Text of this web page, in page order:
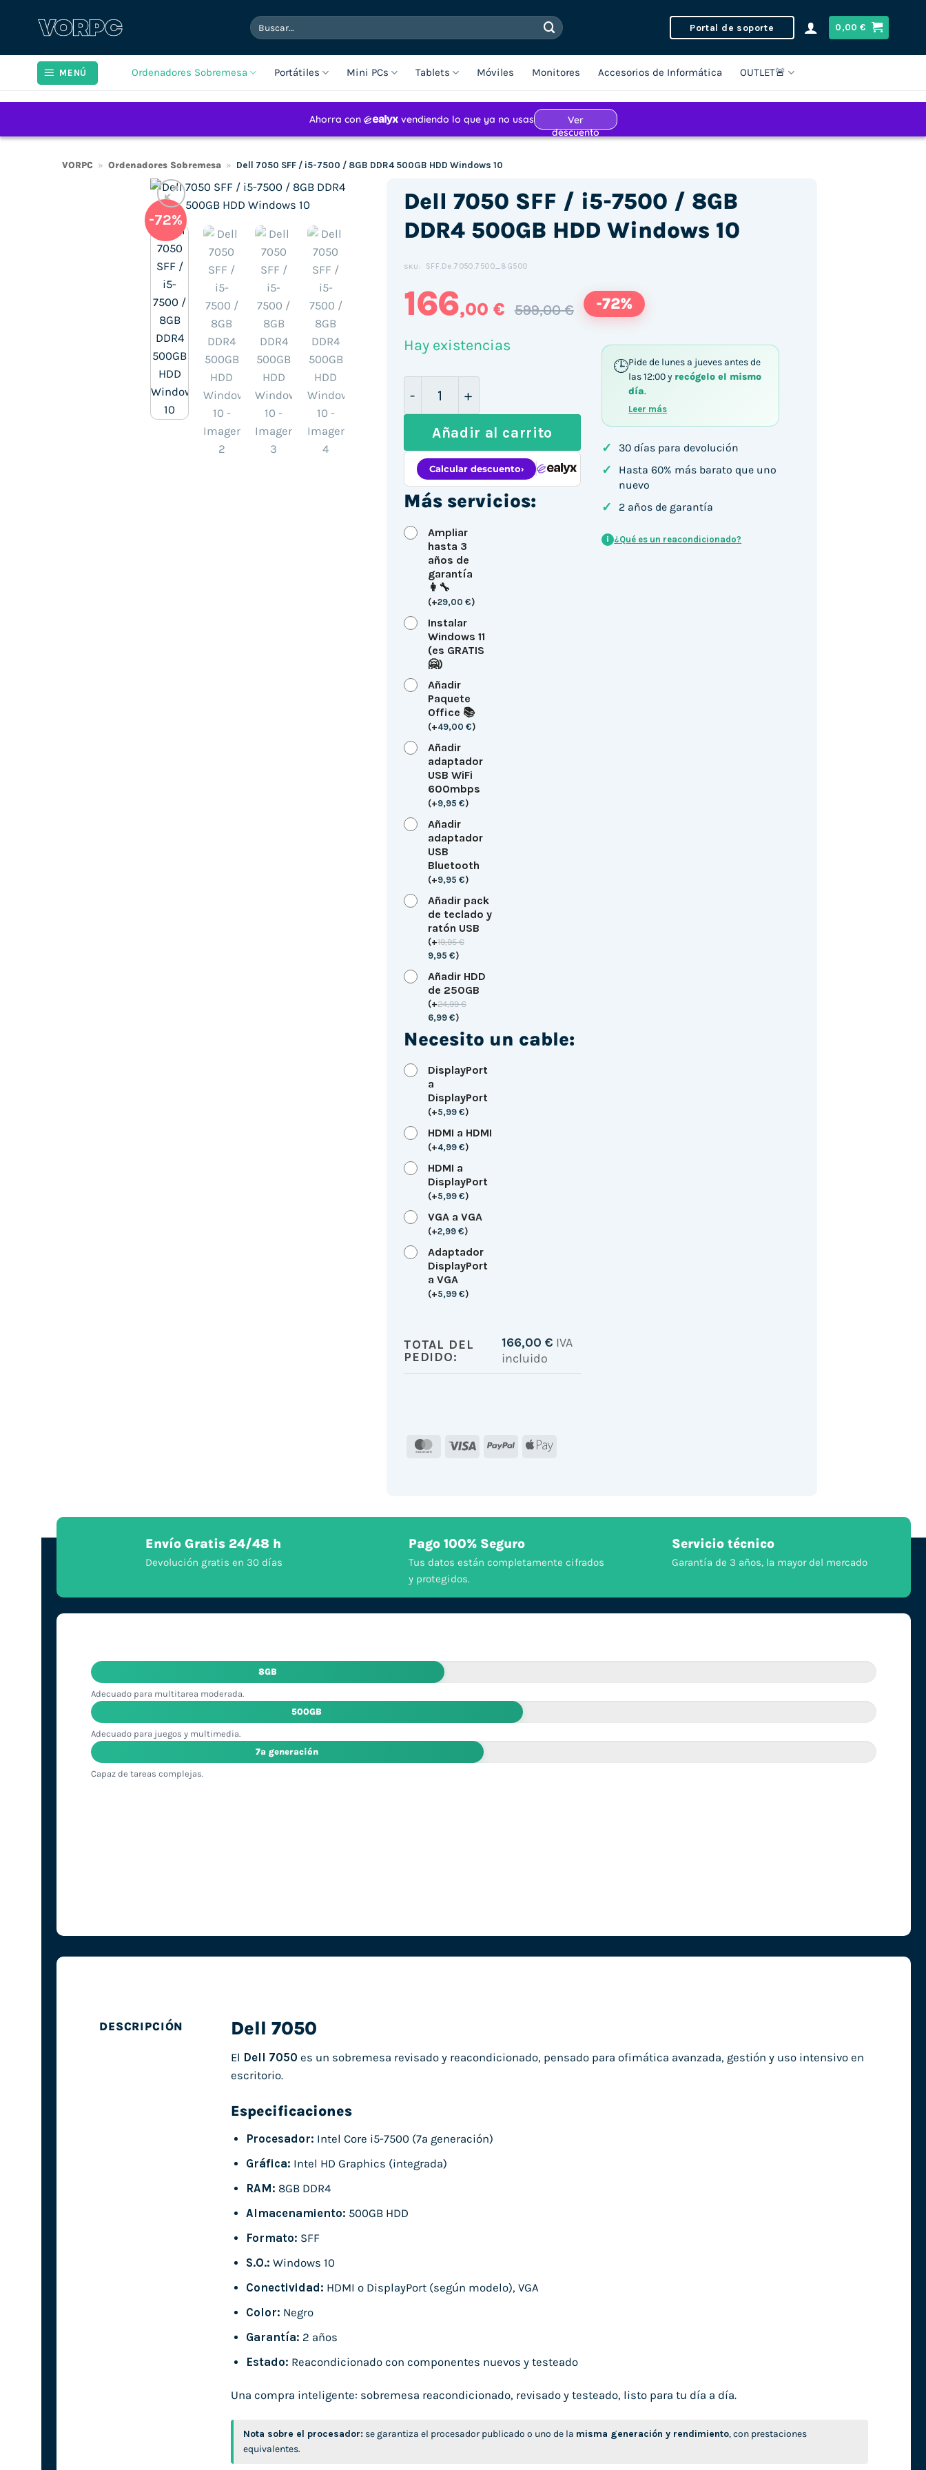
Buscar
por:
Portal de soporte 0,00€
MENÚ Ordenadores Sobremesa Portátiles Mini PCs Tablets Móviles Monitores Accesorios de Informática OUTLET🚨
VORPC » Ordenadores Sobremesa » Dell 7050 SFF / i5-7500 / 8GB DDR4 500GB HDD Windows 10
-72%
Dell 7050 SFF / i5-7500 / 8GB
DDR4 500GB HDD Windows 10
SKU: SFF.De.7050.7500_8G500
166,00 € 599,00 € -72%
Hay existencias
Dell 7050 SFF / i5-7500 / 8GB DDR4 500GB HDD Windows 10 cantidad
Añadir al carrito
Más servicios:
Ampliar
hasta 3
años de
garantía
👩‍🔧
(+29,00 €)
Instalar
Windows 11
(es GRATIS
🤗)
Añadir
Paquete
Office 📚
(+49,00 €)
Añadir
adaptador
USB WiFi
600mbps
(+9,95 €)
Añadir
adaptador
USB
Bluetooth
(+9,95 €)
Añadir pack
de teclado y
ratón USB
(+19,95€
9,95 €)
Añadir HDD
de 250GB
(+24,99€
6,99 €)
Necesito un cable:
DisplayPort
a
DisplayPort
(+5,99 €)
HDMI a HDMI
(+4,99 €)
HDMI a
DisplayPort
(+5,99 €)
VGA a VGA
(+2,99 €)
Adaptador
DisplayPort
a VGA
(+5,99 €)
TOTAL DEL
PEDIDO:
166,00 € IVA
incluido
MasterCard
Visa PayPal Apple
Pide de lunes a jueves antes de
las 12:00 y recógelo el mismo
día.
Leer más
✓ 30 días para devolución
✓
Hasta 60% más barato que uno
nuevo
✓ 2 años de garantía
i ¿Qué es un reacondicionado?
Envío Gratis 24/48 h
Devolución gratis en 30 días
Pago 100% Seguro
Tus datos están completamente cifrados
y protegidos.
Servicio técnico
Garantía de 3 años, la mayor del mercado
8GB
Adecuado para multitarea moderada.
500GB
Adecuado para juegos y multimedia.
7ª generación
Capaz de tareas complejas.
DESCRIPCIÓN Dell 7050
El Dell 7050 es un sobremesa revisado y reacondicionado, pensado para ofimática avanzada, gestión y uso intensivo en
escritorio.
Especificaciones
Procesador: Intel Core i5-7500 (7ª generación)
Gráfica: Intel HD Graphics (integrada)
RAM: 8GB DDR4
Almacenamiento: 500GB HDD
Formato: SFF
S.O.: Windows 10
Conectividad: HDMI o DisplayPort (según modelo), VGA
Color: Negro
Garantía: 2 años
Estado: Reacondicionado con componentes nuevos y testeado
Una compra inteligente: sobremesa reacondicionado, revisado y testeado, listo para tu día a día.
Nota sobre el procesador: se garantiza el procesador publicado o uno de la misma generación y rendimiento, con prestaciones
equivalentes.